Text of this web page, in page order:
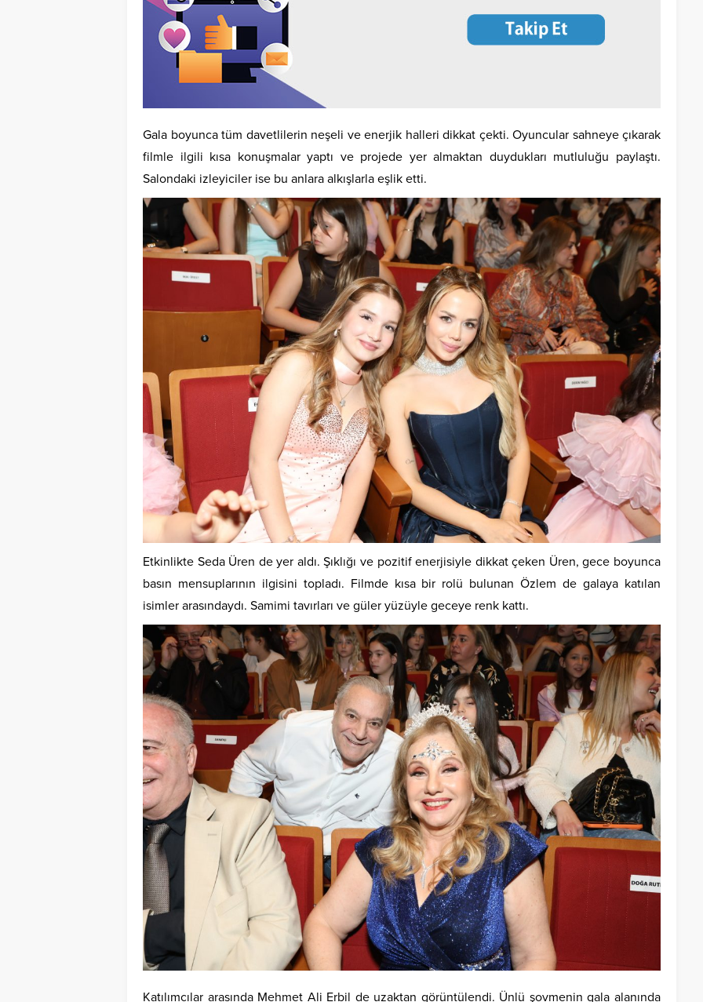
Gala boyunca tüm davetlilerin neşeli ve enerjik halleri dikkat çekti. Oyuncular sahneye çıkarak
filmle ilgili kısa konuşmalar yaptı ve projede yer almaktan duydukları mutluluğu paylaştı.
Salondaki izleyiciler ise bu anlara alkışlarla eşlik etti.
Etkinlikte Seda Üren de yer aldı. Şıklığı ve pozitif enerjisiyle dikkat çeken Üren, gece boyunca
basın mensuplarının ilgisini topladı. Filmde kısa bir rolü bulunan Özlem de galaya katılan
isimler arasındaydı. Samimi tavırları ve güler yüzüyle geceye renk kattı.
Katılımcılar arasında Mehmet Ali Erbil de uzaktan görüntülendi. Ünlü şovmenin gala alanında